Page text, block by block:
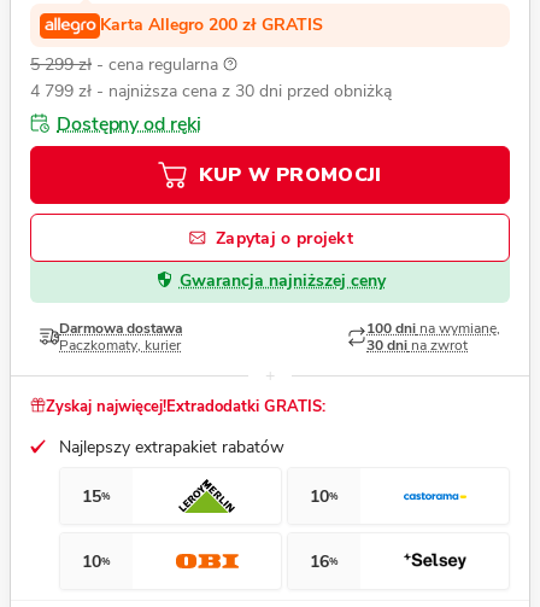
Karta Allegro 200 zł GRATIS
5 299 zł - cena regularna
4 799 zł - najniższa cena z 30 dni przed obniżką
Dostępny od ręki
KUP W PROMOCJI
Zapytaj o projekt
Gwarancja najniższej ceny
Darmowa dostawa
Paczkomaty, kurier
100 dni na wymianę,
30 dni na zwrot
Zyskaj najwięcej!Extradodatki GRATIS:
Najlepszy extrapakiet rabatów
15% 10%
10% 16%